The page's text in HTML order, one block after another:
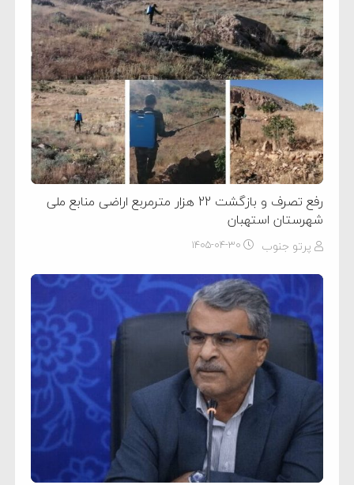
رفع تصرف و بازگشت 22 هزار مترمربع اراضی منابع ملی
شهرستان استهبان
پرتو جنوب ۱۴۰۵-۰۴-۳۰